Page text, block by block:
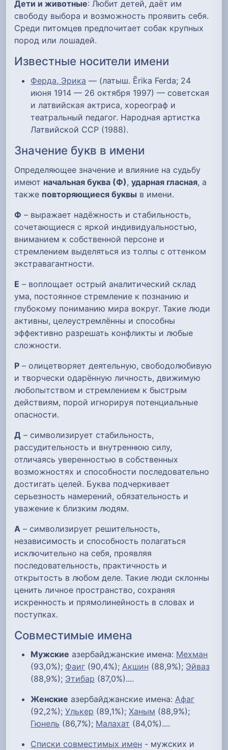
Дети и животные: Любит детей, даёт им
свободу выбора и возможность проявить себя.
Среди питомцев предпочитает собак крупных
пород или лошадей.
Известные носители имени
Ферда, Эрика — (латыш. Ērika Ferda; 24
июня 1914 — 26 октября 1997) — советская
и латвийская актриса, хореограф и
театральный педагог. Народная артистка
Латвийской ССР (1988).
Значение букв в имени
Определяющее значение и влияние на судьбу
имеют начальная буква (Ф), ударная гласная, а
также повторяющиеся буквы в имени.
Ф – выражает надёжность и стабильность,
сочетающиеся с яркой индивидуальностью,
вниманием к собственной персоне и
стремлением выделяться из толпы с оттенком
экстравагантности.
Е – воплощает острый аналитический склад
ума, постоянное стремление к познанию и
глубокому пониманию мира вокруг. Такие люди
активны, целеустремлённы и способны
эффективно разрешать конфликты и любые
сложности.
Р – олицетворяет деятельную, свободолюбивую
и творчески одарённую личность, движимую
любопытством и стремлением к быстрым
действиям, порой игнорируя потенциальные
опасности.
Д – символизирует стабильность,
рассудительность и внутреннюю силу,
отличаясь уверенностью в собственных
возможностях и способности последовательно
достигать целей. Буква подчеркивает
серьезность намерений, обязательность и
уважение к близким людям.
А – символизирует решительность,
независимость и способность полагаться
исключительно на себя, проявляя
последовательность, практичность и
открытость в любом деле. Такие люди склонны
ценить личное пространство, сохраняя
искренность и прямолинейность в словах и
поступках.
Совместимые имена
Мужские азербайджанские имена: Мехман
(93,0%); Фаиг (90,4%); Акшин (88,9%); Эйваз
(88,9%); Этибар (87,0%)....
Женские азербайджанские имена: Афаг
(92,2%); Улькер (89,1%); Ханым (88,9%);
Гюнель (86,7%); Малахат (84,0%)....
Списки совместимых имен - мужских и